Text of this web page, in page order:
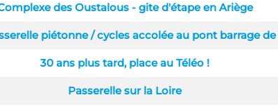
des Oustalous - gite d'étape en Ariège
piétonne / cycles accolée au pont barrage
30 ans plus tard, place au Téléo !
Passerelle sur la Loire